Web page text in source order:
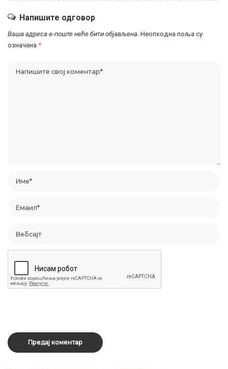
Напишите одговор
Ваша адреса е-поште неће бити објављена. Неопходна поља су
означена *